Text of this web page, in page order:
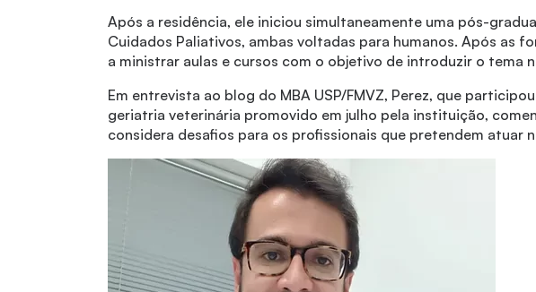
Após a residência, ele iniciou simultaneamente uma pós-
Cuidados Paliativos, ambas voltadas para humanos. Após as
a ministrar aulas e cursos com o objetivo de introduzir o tema
Em entrevista ao blog do MBA USP/FMVZ, Perez, que
geriatria veterinária promovido em julho pela instituição,
considera desafios para os profissionais que pretendem atuar